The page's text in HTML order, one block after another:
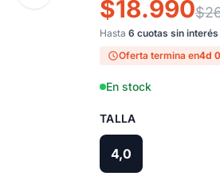
$18.990
Hasta 6 cuotas sin interés
Oferta termina en4d
En stock
TALLA
4,0